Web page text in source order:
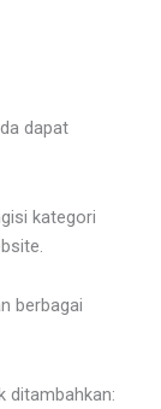
dapat
kategori
berbagai
ditambahkan: